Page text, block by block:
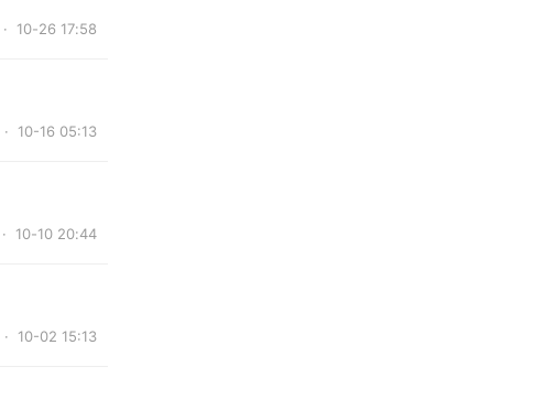
· 10-26 17:58
· 10-16 05:13
· 10-10 20:44
· 10-02 15:13